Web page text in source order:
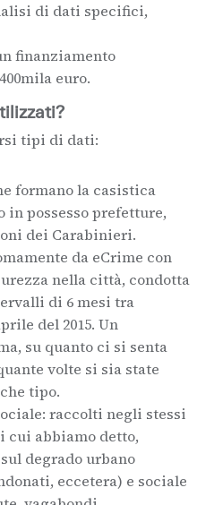
di dati specifici,
finanziamento
euro.
tipi di dati:
formano la casistica
possesso prefetture,
dei Carabinieri.
da eCrime con
nella città, condotta
di 6 mesi tra
del 2015. Un
su quanto ci si senta
volte si sia state
tipo.
raccolti negli stessi
abbiamo detto,
degrado urbano
eccetera) e sociale